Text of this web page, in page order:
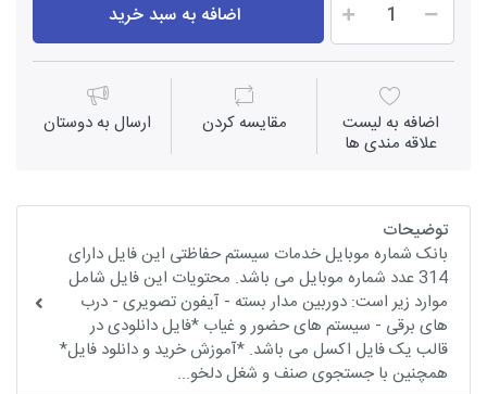
اضافه به سبد خرید
اضافه به لیست
علاقه مندی ها
مقايسه كردن ارسال به دوستان
توضیحات
بانک شماره موبایل خدمات سیستم حفاظتی این فایل دارای
314 عدد شماره موبایل می باشد. محتویات این فایل شامل
موارد زیر است: دوربین مدار بسته - آیفون تصویری - درب
های برقی - سیستم های حضور و غیاب *فایل دانلودی در
قالب یک فایل اکسل می باشد. *آموزش خرید و دانلود فایل*
همچنین با جستجوی صنف و شغل دلخو...